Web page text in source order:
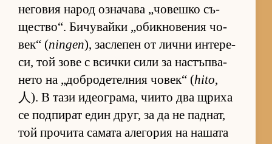
не­го­вия на­род оз­на­чава „чо­вешко съ­
щес­т­во“. Би­чу­вайки „о­бик­но­ве­ния чо­
век“ (ningen), зас­ле­пен от лични ин­те­ре­
си, той зове с всички сили за нас­тъп­ва­
нето на „доб­ро­де­тел­ния чо­век“ (hito,
人). В тази иде­ог­ра­ма, чи­ито два щриха
се под­пи­рат един друг, за да не пад­нат,
той про­чита са­мата але­го­рия на на­шата